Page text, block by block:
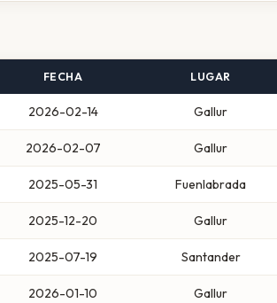
FECHA LUGAR
2026-02-14 Gallur
2026-02-07 Gallur
2025-05-31 Fuenlabrada
2025-12-20 Gallur
2025-07-19 Santander
2026-01-10 Gallur